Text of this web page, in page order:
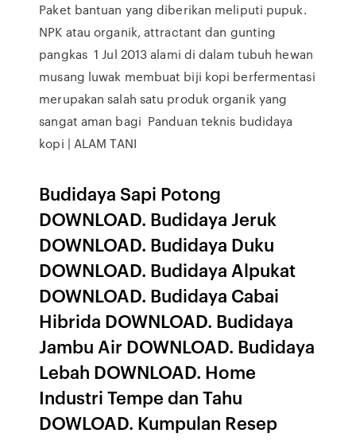
Paket bantuan yang diberikan meliputi pupuk.
NPK atau organik, attractant dan gunting
pangkas 1 Jul 2013 alami di dalam tubuh hewan
musang luwak membuat biji kopi berfermentasi
merupakan salah satu produk organik yang
sangat aman bagi Panduan teknis budidaya
kopi | ALAM TANI
Budidaya Sapi Potong
DOWNLOAD. Budidaya Jeruk
DOWNLOAD. Budidaya Duku
DOWNLOAD. Budidaya Alpukat
DOWNLOAD. Budidaya Cabai
Hibrida DOWNLOAD. Budidaya
Jambu Air DOWNLOAD. Budidaya
Lebah DOWNLOAD. Home
Industri Tempe dan Tahu
DOWLOAD. Kumpulan Resep